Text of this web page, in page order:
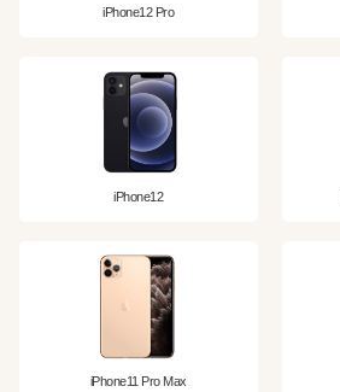
iPhone12 Pro
iPhone12
iPhone11 Pro Max